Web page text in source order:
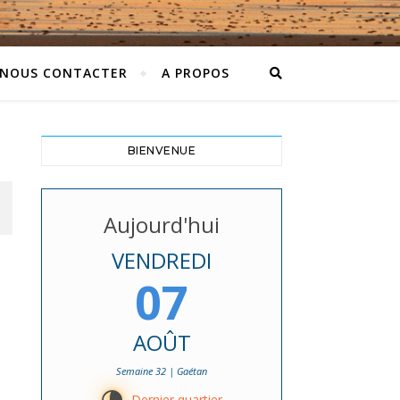
NOUS CONTACTER A PROPOS
BIENVENUE
Aujourd'hui
VENDREDI
07
AOÛT
Semaine 32 | Gaétan